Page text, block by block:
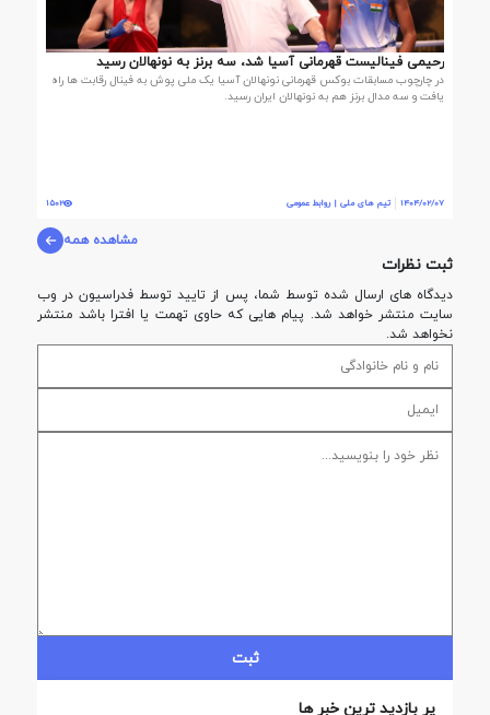
رحیمی فینالیست قهرمانی آسیا شد، سه برنز به نونهالان رسید
در چارچوب مسابقات بوکس قهرمانی نونهالان آسیا یک ملی پوش به فینال رقابت ها راه
یافت و سه مدال برنز هم به نونهالان ایران رسید.
1404/02/07 تیم های ملی | روابط عمومی 1502
مشاهده همه
ثبت نظرات
دیدگاه های ارسال شده توسط شما، پس از تایید توسط فدراسيون در وب
سایت منتشر خواهد شد. پیام هایی که حاوی تهمت یا افترا باشد منتشر
نخواهد شد.
ثبت
پر بازدید ترین خبر ها